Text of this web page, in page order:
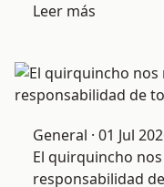
Leer más
General · 01 Jul
El quirquincho
responsabilidad